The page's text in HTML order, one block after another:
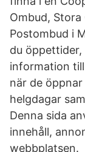
Ombud,
Postombud i
du
information
när de
helgdagar
Denna sida
innehåll,
webbplatsen.